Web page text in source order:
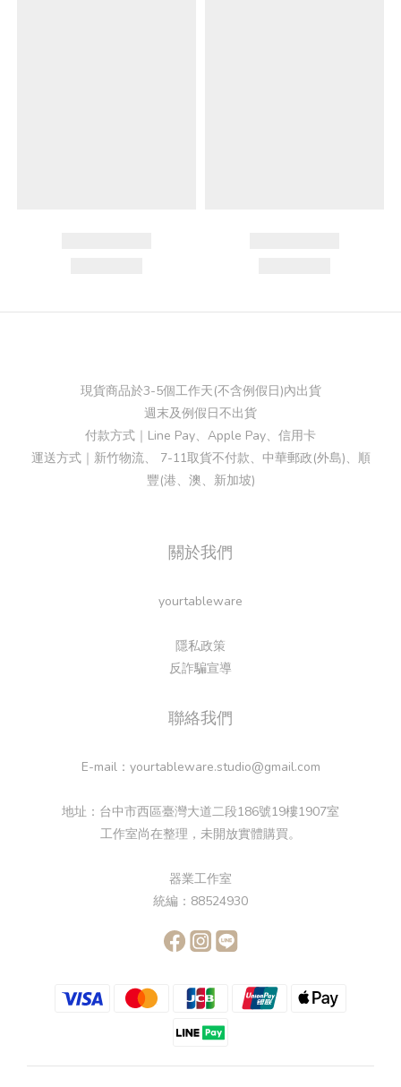
現貨商品於3-5個工作天(不含例假日)內出貨
週末及例假日不出貨
付款方式｜Line Pay、Apple Pay、信用卡
運送方式｜新竹物流、 7-11取貨不付款、中華郵政(外島)、順
豐(港、澳、新加坡)
關於我們
yourtableware
隱私政策
反詐騙宣導
聯絡我們
E-mail：yourtableware.studio@gmail.com
地址：台中市西區臺灣大道二段186號19樓1907室
工作室尚在整理，未開放實體購買。
器業工作室
統編：88524930